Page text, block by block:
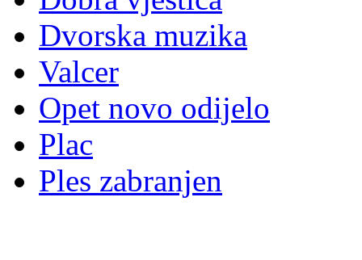
Dvorska muzika
Valcer
Opet novo odijelo
Plac
Ples zabranjen